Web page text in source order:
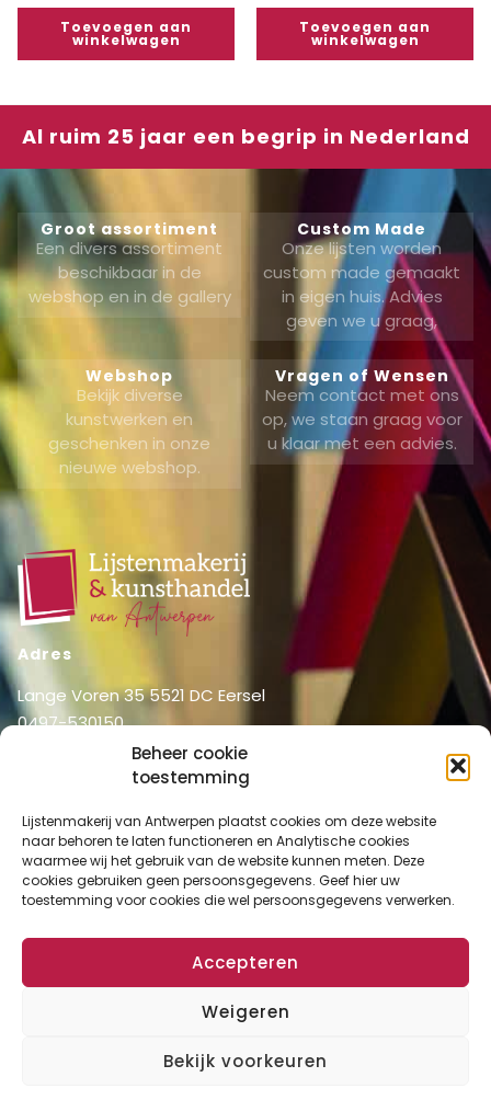
Beheer cookie
toestemming
Lijstenmakerij van Antwerpen plaatst cookies om deze website
naar behoren te laten functioneren en Analytische cookies
waarmee wij het gebruik van de website kunnen meten. Deze
cookies gebruiken geen persoonsgegevens. Geef hier uw
toestemming voor cookies die wel persoonsgegevens verwerken.
Accepteren
Weigeren
Bekijk voorkeuren
Toevoegen aan
winkelwagen
Toevoegen aan
winkelwagen
Al ruim 25 jaar een begrip in Nederland
Groot assortiment
Een divers assortiment
beschikbaar in de
webshop en in de gallery
Custom Made
Onze lijsten worden
custom made gemaakt
in eigen huis. Advies
geven we u graag,
Webshop
Bekijk diverse
kunstwerken en
geschenken in onze
nieuwe webshop.
Vragen of Wensen
Neem contact met ons
op, we staan graag voor
u klaar met een advies.
Adres
Lange Voren 35 5521 DC Eersel
0497-530150
info@lijstenmakerij vanantwerpen.nl
Home
Over ons
Diensten
Lijstenmakerij
Shop
Shop
Mijn account
Winkelmand
Checkout
Algemene VoorwaardenDisclaimerPrivacy Verklaring